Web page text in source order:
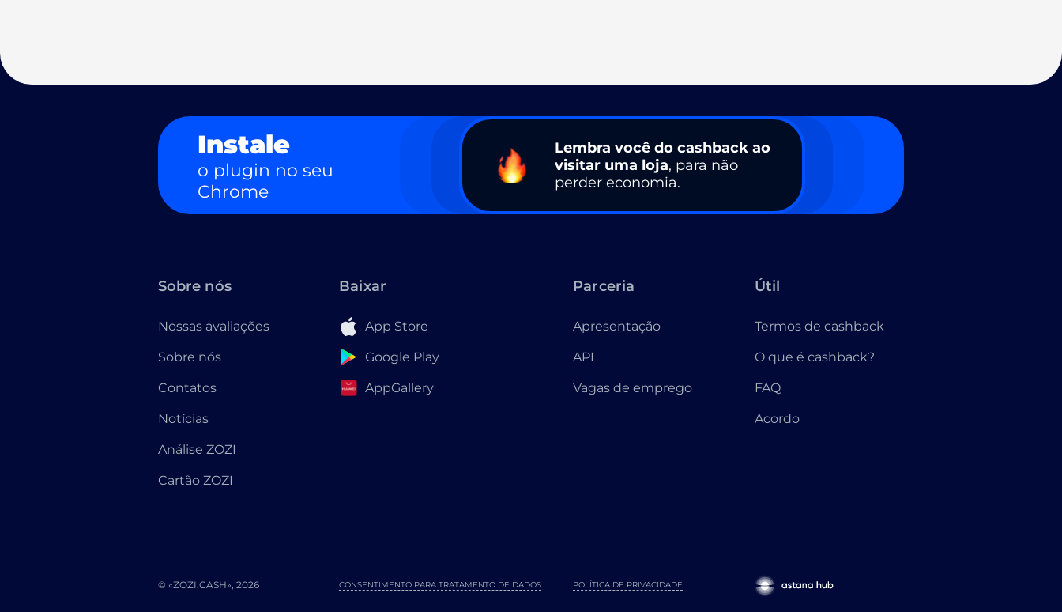
Instale
o plugin no seu
Chrome
Lembra você do cashback ao
visitar uma loja, para não
perder economia.
Sobre nós
Nossas avaliações
Sobre nós
Contatos
Notícias
Análise ZOZI
Cartão ZOZI
Baixar
App Store
Google Play
AppGallery
Parceria
Apresentação
API
Vagas de emprego
Útil
Termos de cashback
O que é cashback?
FAQ
Acordo
© «ZOZI.CASH», 2026 POLÍTICA DE PRIVACIDADE
CONSENTIMENTO PARA TRATAMENTO DE DADOS